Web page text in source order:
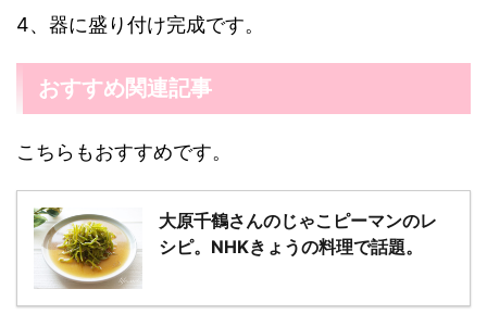
4、器に盛り付け完成です。
おすすめ関連記事
こちらもおすすめです。
大原千鶴さんのじゃこピーマンのレ
シピ。NHKきょうの料理で話題。